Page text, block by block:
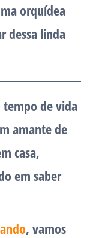
orquídea
dessa linda
tempo de vida
amante de
casa,
em saber
, vamos